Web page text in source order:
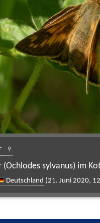
sylvanus) im
Deutschland (21. Juni 2020,